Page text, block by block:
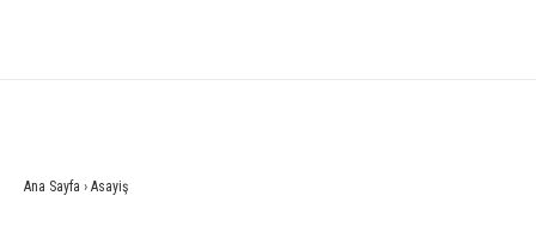
Ana Sayfa › Asayiş